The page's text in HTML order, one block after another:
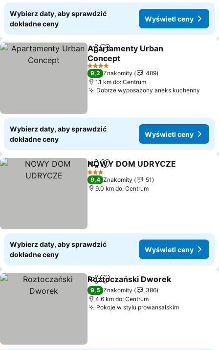
Wybierz daty, aby sprawdzić
dokładne ceny
Wyświetl ceny
Udostępnij
Dodaj do ulubionych
Apartamenty Urban
Concept
4 Kategoria
9,2 Znakomity
489
1.1 km do: Centrum
Dobrze wyposażony aneks kuchenny
Wybierz daty, aby sprawdzić
dokładne ceny
Wyświetl ceny
Udostępnij
Dodaj do ulubionych
NOWY DOM UDRYCZE
3 Kategoria
9,4 Znakomity
51
9.0 km do: Centrum
Wybierz daty, aby sprawdzić
dokładne ceny
Wyświetl ceny
Udostępnij
Dodaj do ulubionych
Roztoczański Dworek
9,5 Znakomity
386
4.6 km do: Centrum
Pokoje w stylu prowansalskim